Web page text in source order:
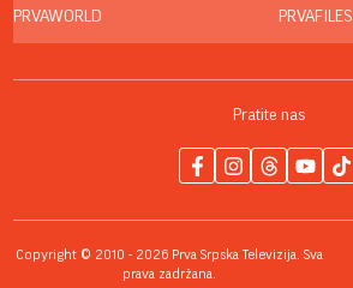
PRVAWORLD PRVAFILES
Pratite nas
Copyright © 2010 - 2026 Prva Srpska Televizija. Sva
prava zadržana.